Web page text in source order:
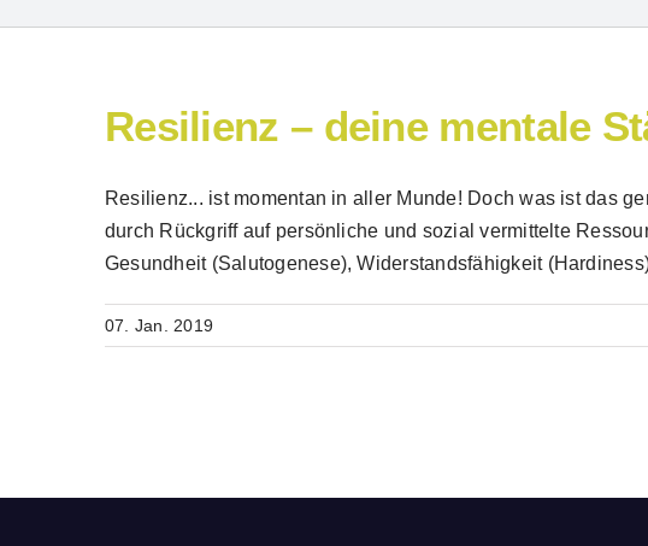
Resilienz – deine mentale
Resilienz... ist momentan in aller Munde! Doch was ist das
durch Rückgriff auf persönliche und sozial vermittelte
Gesundheit (Salutogenese), Widerstandsfähigkeit
07. Jan. 2019